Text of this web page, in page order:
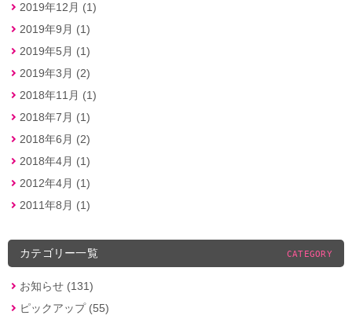
2019年12月 (1)
2019年9月 (1)
2019年5月 (1)
2019年3月 (2)
2018年11月 (1)
2018年7月 (1)
2018年6月 (2)
2018年4月 (1)
2012年4月 (1)
2011年8月 (1)
カテゴリー一覧 CATEGORY
お知らせ (131)
ピックアップ (55)